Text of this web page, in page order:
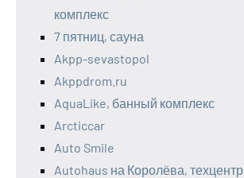
комплекс
7 пятниц, сауна
Akpp-sevastopol
Akppdrom.ru
AquaLike, банный комплекс
Arcticcar
Auto Smile
Autohaus на Королёва, техцентр